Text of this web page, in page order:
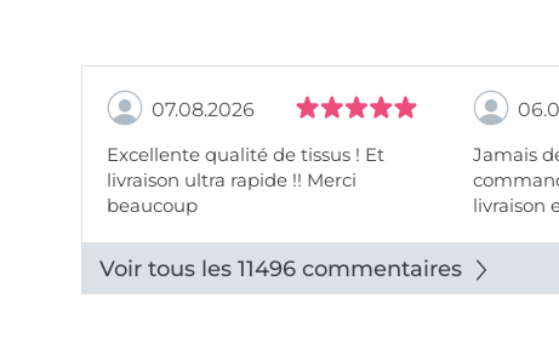
07.08.2026
Excellente qualité de tissus ! Et
livraison ultra rapide !! Merci
beaucoup
Jamais
livraison
Voir tous les 11496 commentaires